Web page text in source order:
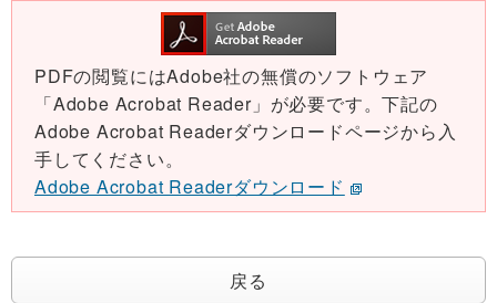
PDFの閲覧にはAdobe社の無償のソフトウェア
「Adobe Acrobat Reader」が必要です。下記の
Adobe Acrobat Readerダウンロードページから入
手してください。
Adobe Acrobat Readerダウンロード
戻る